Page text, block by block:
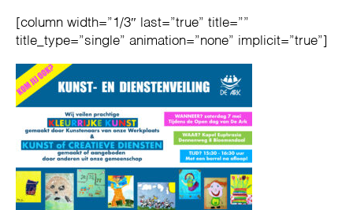
[column width=”1/3″ last=”true” title=””
title_type=”single” animation=”none” implicit=”true”]